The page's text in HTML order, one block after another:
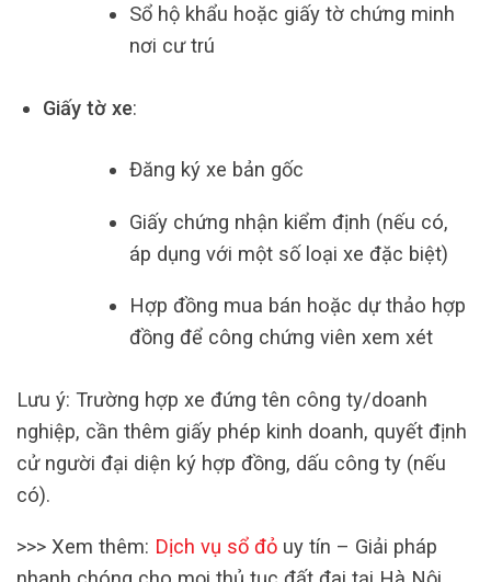
Sổ hộ khẩu hoặc giấy tờ chứng minh
nơi cư trú
Giấy tờ xe:
Đăng ký xe bản gốc
Giấy chứng nhận kiểm định (nếu có,
áp dụng với một số loại xe đặc biệt)
Hợp đồng mua bán hoặc dự thảo hợp
đồng để công chứng viên xem xét
Lưu ý: Trường hợp xe đứng tên công ty/doanh
nghiệp, cần thêm giấy phép kinh doanh, quyết định
cử người đại diện ký hợp đồng, dấu công ty (nếu
có).
>>> Xem thêm: Dịch vụ sổ đỏ uy tín – Giải pháp